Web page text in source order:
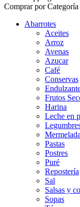
Comprar por Categoría
Abarrotes
Aceites
Arroz
Avenas
Azucar
Café
Conservas
Frutos
Harina
Leche en
Pastas
Postres
Puré
Repostería
Sal
Salsas y
Sopas